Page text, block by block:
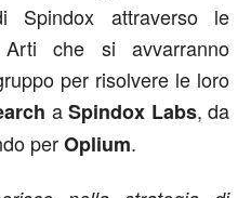
Spindox attraverso le
che si avvarranno
per risolvere le loro
aSpindox Labs, da
perOplium.